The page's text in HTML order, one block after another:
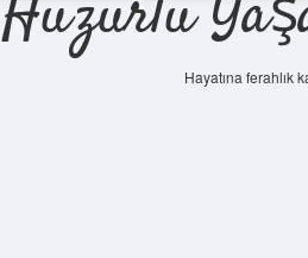
Hayatına ferahlık